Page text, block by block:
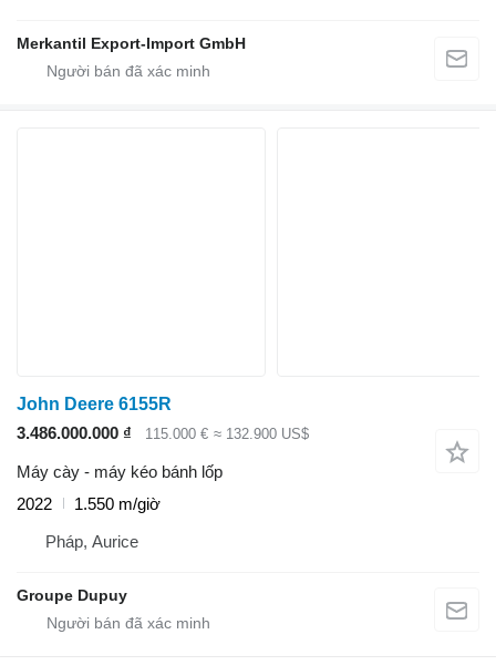
Merkantil Export-Import GmbH
John Deere 6155R
3.486.000.000 ₫
115.000 € ≈ 132.900 US$
Máy cày - máy kéo bánh lốp
2022
1.550 m/giờ
Pháp, Aurice
Groupe Dupuy